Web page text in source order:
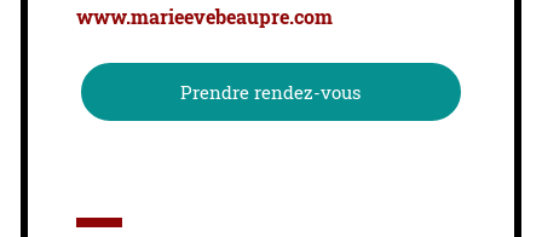
www.marieevebeaupre.com
Prendre rendez-vous